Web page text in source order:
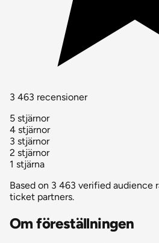
3 463 recensioner
5 stjärnor
4 stjärnor
3 stjärnor
2 stjärnor
1 stjärna
Based on 3 463 verified audience
ticket partners.
Om föreställningen